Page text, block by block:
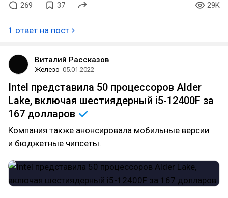
269 37 29K
1 ответ на пост
Виталий Рассказов
Железо 05.01.2022
Intel представила 50 процессоров Alder
Lake, включая шестиядерный i5-12400F за
167 долларов
Компания также анонсировала мобильные версии
и бюджетные чипсеты.